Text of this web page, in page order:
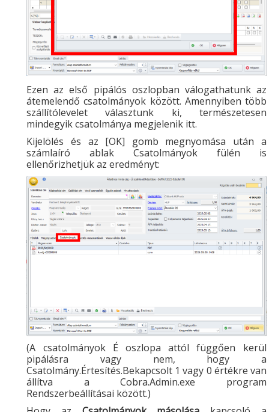
Ezen az első pipálós oszlopban válogathatunk az
átemelendő csatolmányok között. Amennyiben több
szállítólevelet választunk ki, természetesen
mindegyik csatolmánya megjelenik itt.
Kijelölés és az [OK] gomb megnyomása után a
számlaíró ablak Csatolmányok fülén is
ellenőrizhetjük az eredményt:
(A csatolmányok É oszlopa attól függően kerül
pipálásra vagy nem, hogy a
Csatolmány.Értesítés.Bekapcsolt 1 vagy 0 értékre van
állítva a Cobra.Admin.exe program
Rendszerbeállításai között.)